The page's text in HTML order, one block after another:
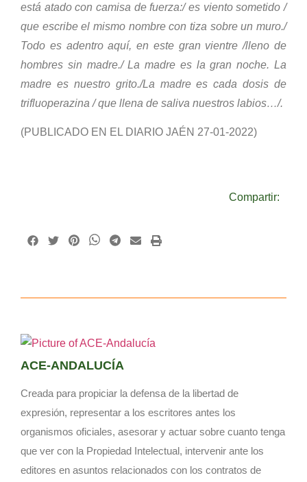
está atado con camisa de fuerza:/ es viento sometido /
que escribe el mismo nombre con tiza sobre un muro./
Todo es adentro aquí, en este gran vientre /lleno de
hombres sin madre./ La madre es la gran noche. La
madre es nuestro grito./La madre es cada dosis de
trifluoperazina / que llena de saliva nuestros labios…/.
(PUBLICADO EN EL DIARIO JAÉN 27-01-2022)
Compartir:
ACE-ANDALUCÍA
Creada para propiciar la defensa de la libertad de
expresión, representar a los escritores antes los
organismos oficiales, asesorar y actuar sobre cuanto tenga
que ver con la Propiedad Intelectual, intervenir ante los
editores en asuntos relacionados con los contratos de